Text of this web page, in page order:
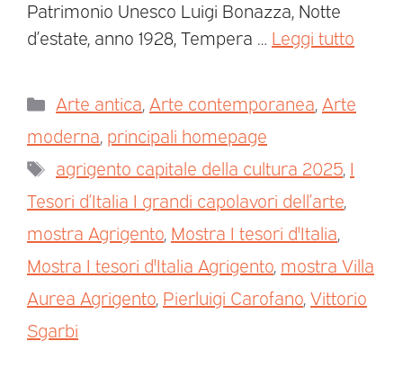
Patrimonio Unesco Luigi Bonazza, Notte
d’estate, anno 1928, Tempera … Leggi tutto
Arte antica Arte contemporanea Arte
moderna principali homepage
agrigento capitale della cultura 2025 I
Tesori d’Italia I grandi capolavori dell’arte
mostra Agrigento Mostra I tesori d'Italia
Mostra I tesori d'Italia Agrigento mostra Villa
Aurea Agrigento Pierluigi Carofano Vittorio
Sgarbi